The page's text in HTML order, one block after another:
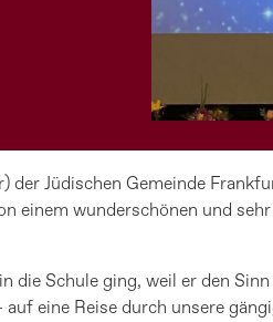
Jüdischen Gemeinde
einem wunderschönen und
Schule ging, weil er den
eine Reise durch unsere